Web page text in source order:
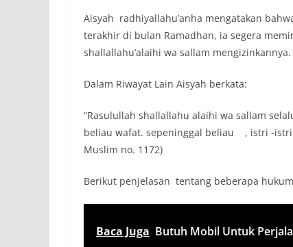
Aisyah radhiyallahu’anha mengatakan
terakhir di bulan Ramadhan, ia segera
shallallahu’alaihi wa sallam
Dalam Riwayat Lain Aisyah berkata:
“Rasulullah shallallahu alaihi wa sallam
beliau wafat. sepeninggal beliau , istri -istri
Muslim no. 1172)
Berikut penjelasan tentang beberapa
Baca Juga Butuh Mobil Untuk